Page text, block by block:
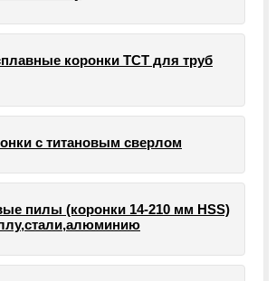
коронки ТСТ для труб
с титановым сверлом
пилы (коронки 14-210 мм HSS)